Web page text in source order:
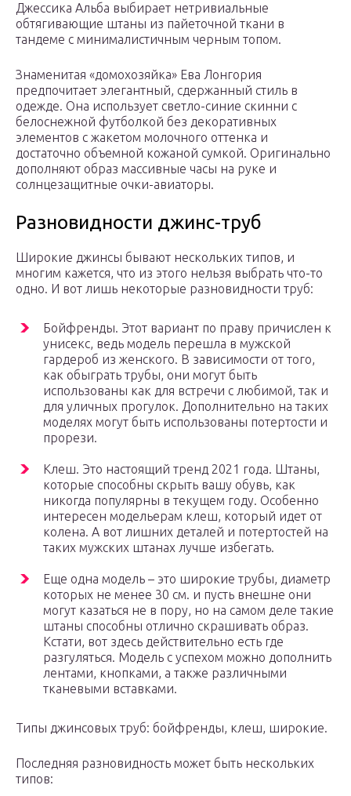
Джессика Альба выбирает нетривиальные
обтягивающие штаны из пайеточной ткани в
тандеме с минималистичным черным топом.
Знаменитая «домохозяйка» Ева Лонгория
предпочитает элегантный, сдержанный стиль в
одежде. Она использует светло-синие скинни с
белоснежной футболкой без декоративных
элементов с жакетом молочного оттенка и
достаточно объемной кожаной сумкой. Оригинально
дополняют образ массивные часы на руке и
солнцезащитные очки-авиаторы.
Разновидности джинс-труб
Широкие джинсы бывают нескольких типов, и
многим кажется, что из этого нельзя выбрать что-то
одно. И вот лишь некоторые разновидности труб:
Бойфренды. Этот вариант по праву причислен к
унисекс, ведь модель перешла в мужской
гардероб из женского. В зависимости от того,
как обыграть трубы, они могут быть
использованы как для встречи с любимой, так и
для уличных прогулок. Дополнительно на таких
моделях могут быть использованы потертости и
прорези.
Клеш. Это настоящий тренд 2021 года. Штаны,
которые способны скрыть вашу обувь, как
никогда популярны в текущем году. Особенно
интересен модельерам клеш, который идет от
колена. А вот лишних деталей и потертостей на
таких мужских штанах лучше избегать.
Еще одна модель – это широкие трубы, диаметр
которых не менее 30 см. и пусть внешне они
могут казаться не в пору, но на самом деле такие
штаны способны отлично скрашивать образ.
Кстати, вот здесь действительно есть где
разгуляться. Модель с успехом можно дополнить
лентами, кнопками, а также различными
тканевыми вставками.
Типы джинсовых труб: бойфренды, клеш, широкие.
Последняя разновидность может быть нескольких
типов: